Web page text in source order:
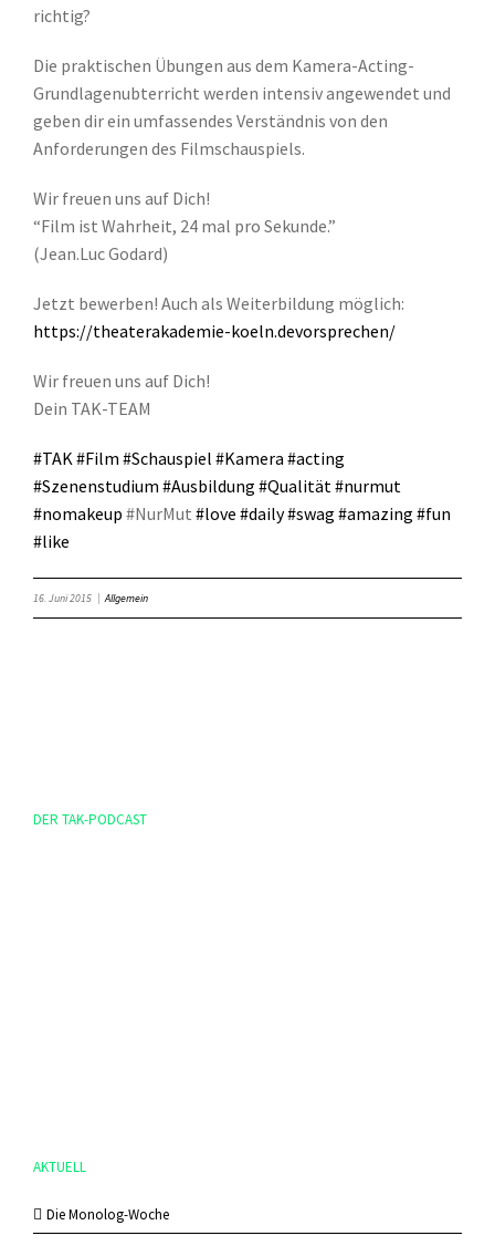
richtig?
Die praktischen Übungen aus dem Kamera-Acting-
Grundlagenubterricht werden intensiv angewendet und
geben dir ein umfassendes Verständnis von den
Anforderungen des Filmschauspiels.
Wir freuen uns auf Dich!
“Film ist Wahrheit, 24 mal pro Sekunde.”
(Jean.Luc Godard)
Jetzt bewerben! Auch als Weiterbildung möglich:
https://theaterakademie-koeln.devorsprechen/
Wir freuen uns auf Dich!
Dein TAK-TEAM
‪#‎TAK‬‪#‎Film‬ ‪#‎Schauspiel‬ ‪#‎Kamera‬ ‪#‎acting‬
‪#‎Szenenstudium‬ ‪#‎Ausbildung‬ ‪#‎Qualität‬‪#‎nurmut‬
‪#‎nomakeup‬ #NurMut ‪#‎love‬ ‪#‎daily‬‪#‎swag‬ ‪#‎amazing‬ ‪#‎fun‬
‪#‎like‬
16. Juni 2015 | Allgemein
DER TAK-PODCAST
AKTUELL
Die Monolog-Woche